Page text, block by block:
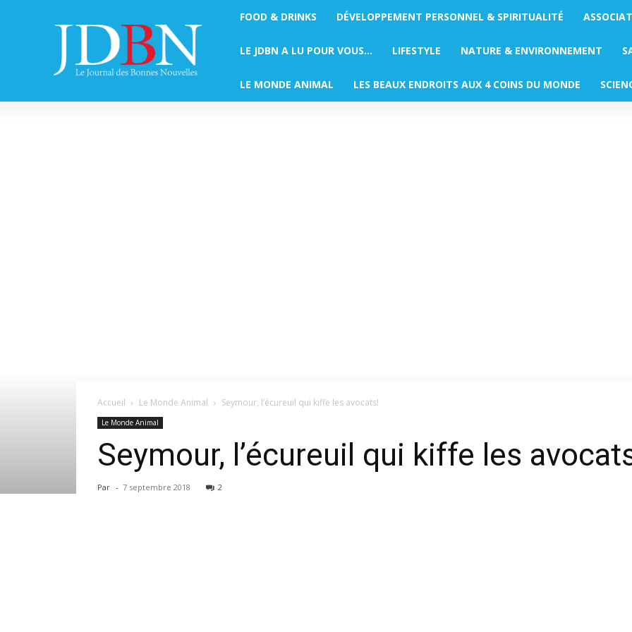
FOOD & DRINKS DÉVELOPPEMENT PERSONNEL & SPIRITUALITÉ
LE JDBN A LU POUR VOUS… LIFESTYLE NATURE & ENVIRONNEMENT
LE MONDE ANIMAL LES BEAUX ENDROITS AUX 4 COINS DU MONDE
Accueil Le Monde Animal Seymour, l’écureuil qui kiffe les avocats!
Le Monde Animal
Seymour, l’écureuil qui kiffe les
Par - 7 septembre 2018 2